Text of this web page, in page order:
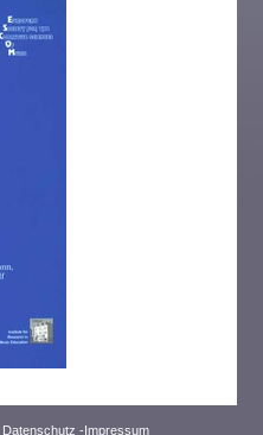
Datenschutz -Impressum